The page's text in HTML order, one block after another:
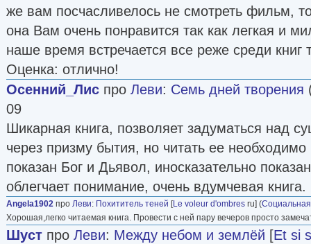
же вам посчасливелось не смотреть фильм,
она Вам очень понравится так как легкая и
наше время встречается все реже среди книг
Оценка: отлично!
Осенний_Лис про Леви: Семь дней творения
09
Шикарная книга, позволяет задуматься над
через призму бытия, но читать ее
показан Бог и Дьявол, иносказательно
облегчает понимание, очень вдумчевая книга.
Angela1902 про Леви: Похититель теней [Le voleur d'ombres ru] (
Хорошая,легко читаемая книга. Провести с ней пару вечеров просто
Шуст про Леви: Между небом и землёй [Et si